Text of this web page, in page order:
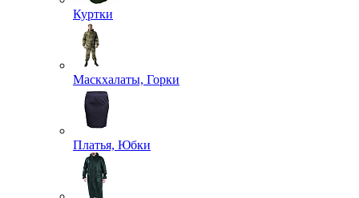
Куртки
Маскхалаты, Горки
Платья, Юбки